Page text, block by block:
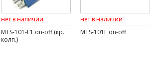
нет в наличии
MTS-101-E1 on-off (кр.
колп.)
нет в наличии
MTS-101L on-off